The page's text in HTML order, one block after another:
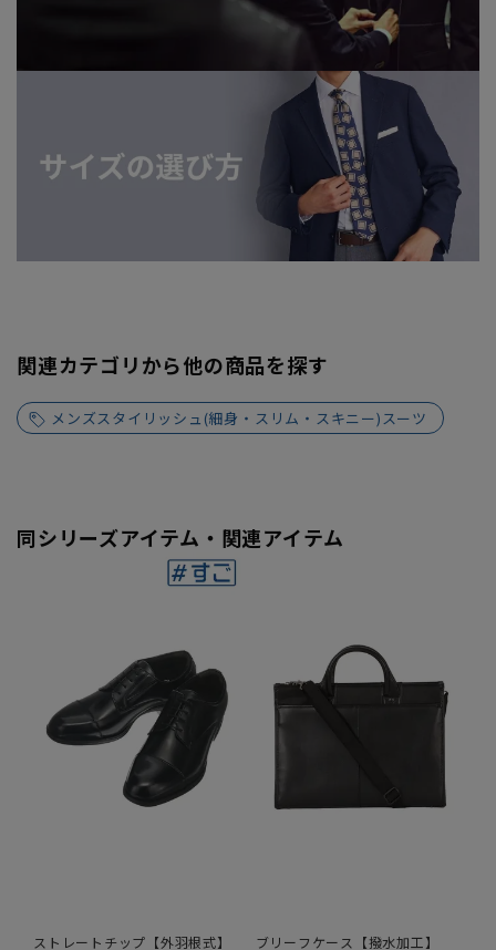
関連カテゴリから他の商品を探す
メンズスタイリッシュ(細身・スリム・スキニー)スーツ
同シリーズアイテム・関連アイテム
ストレートチップ【外羽根式】 ブリーフケース【撥水加工】